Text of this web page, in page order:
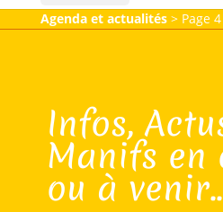
Agenda et actualités> Page 4
Infos,
Manifs en
ou à